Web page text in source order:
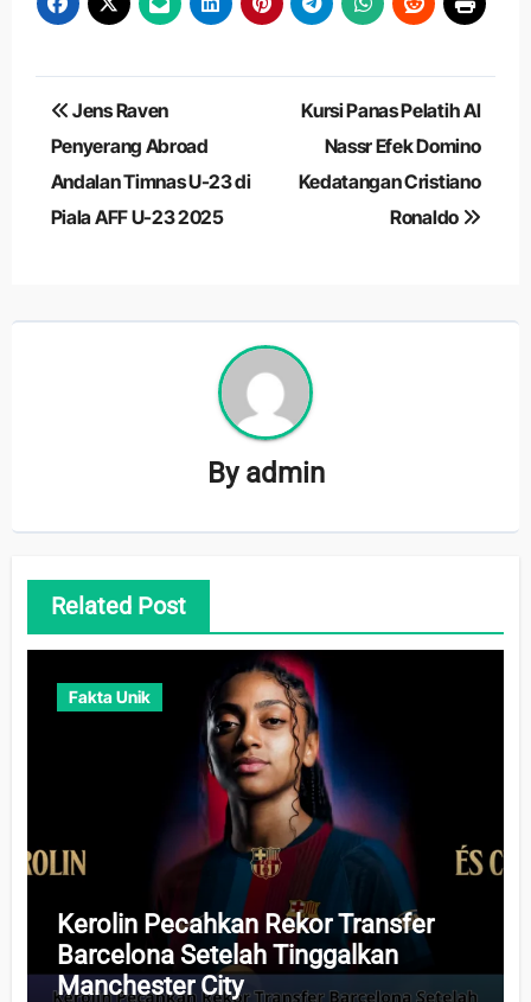
Navigasi
pos
Jens Raven
Penyerang Abroad
Andalan Timnas U-23 di
Piala AFF U-23 2025
Kursi Panas Pelatih Al
Nassr Efek Domino
Kedatangan Cristiano
Ronaldo
By admin
Related Post
Fakta Unik
Kerolin Pecahkan Rekor Transfer
Barcelona Setelah Tinggalkan
Manchester City